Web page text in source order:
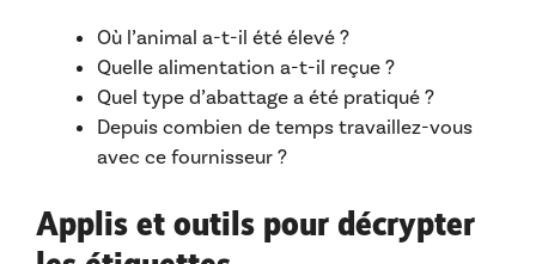
Où l’animal a-t-il été élevé ?
Quelle alimentation a-t-il reçue ?
Quel type d’abattage a été pratiqué ?
Depuis combien de temps travaillez-vous
avec ce fournisseur ?
Applis et outils pour décrypter